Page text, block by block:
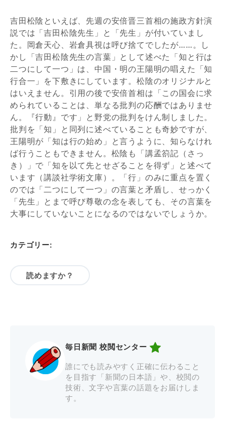
吉田松陰といえば、先週の安倍晋三首相の施政方針演
説では「吉田松陰先生」と「先生」が付いていまし
た。岡倉天心、岩倉具視は呼び捨てでしたが……。し
かし「吉田松陰先生の言葉」として述べた「知と行は
二つにして一つ」は、中国・明の王陽明の唱えた「知
行合一」を下敷きにしています。松陰のオリジナルと
はいえません。引用の後で安倍首相は「この国会に求
められていることは、単なる批判の応酬ではありませ
ん。『行動』です」と野党の批判をけん制しました。
批判を「知」と同列に述べていることも奇妙ですが、
王陽明が「知は行の始め」と言うように、知らなけれ
ば行うこともできません。松陰も「講孟箚記（さっ
き）」で「知を以て先とせざることを得ず」と述べて
います（講談社学術文庫）。「行」のみに重点を置く
のでは「二つにして一つ」の言葉と矛盾し、せっかく
「先生」とまで呼び尊敬の念を表しても、その言葉を
大事にしていないことになるのではないでしょうか。
カテゴリー:
読めますか？
毎日新聞 校閲センター
誰にでも読みやすく正確に伝わること
を目指す「新聞の日本語」や、校閲の
技術、文字や言葉の話題をお届けしま
す。